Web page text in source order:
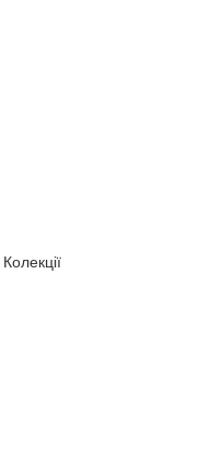
Колекції